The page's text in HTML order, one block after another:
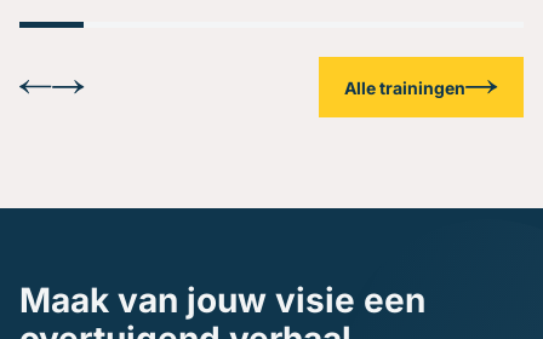
Alle trainingen
Maak van jouw visie een